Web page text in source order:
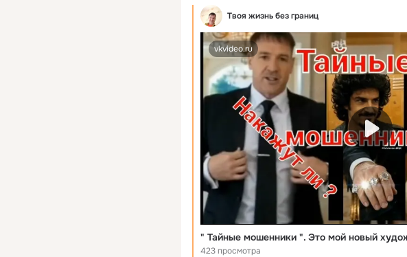
Твоя жизнь без границ
vkvideo.ru
423 просмотра